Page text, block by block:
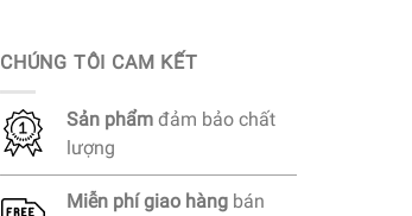
CHÚNG TÔI CAM KẾT
Sản phẩm đảm bảo chất
lượng
Miễn phígiao hàng bán